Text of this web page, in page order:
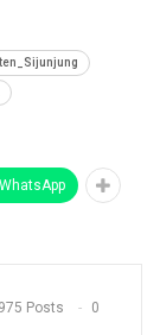
WhatsApp
Posts 0